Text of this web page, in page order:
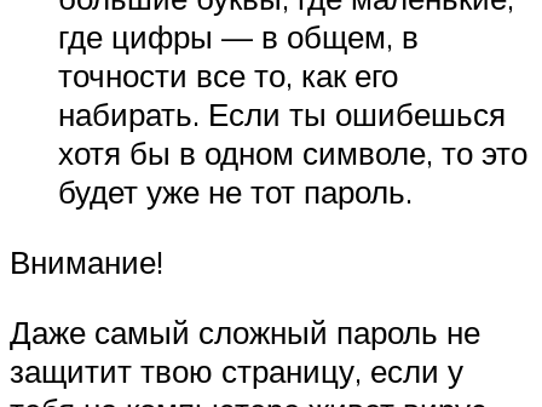
где цифры — в общем, в
точности все то, как его
набирать. Если ты ошибешься
хотя бы в одном символе, то это
будет уже не тот пароль.
Внимание!
Даже самый сложный пароль не
защитит твою страницу, если у